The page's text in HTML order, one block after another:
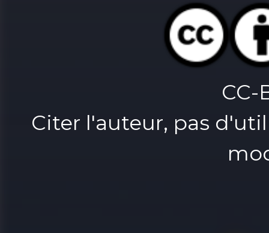
CC-
Citer l'auteur, pas